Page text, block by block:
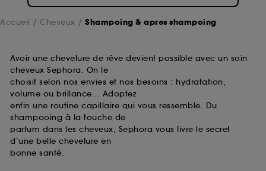
Accueil Cheveux Shampoing & apres shampoing
Avoir une chevelure de rêve devient possible avec un soin
cheveux Sephora. On le
choisit selon nos envies et nos besoins : hydratation,
volume ou brillance… Adoptez
enfin une routine capillaire qui vous ressemble. Du
shampooing à la touche de
parfum dans les cheveux, Sephora vous livre le secret
d’une belle chevelure en
bonne santé.